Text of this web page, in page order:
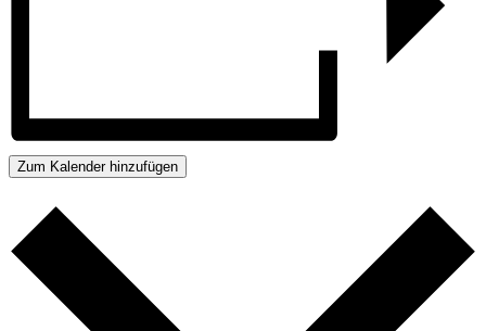
Zum Kalender hinzufügen